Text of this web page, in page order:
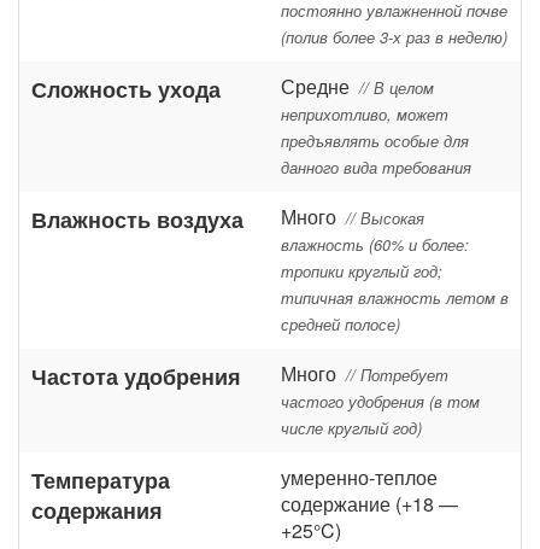
постоянно увлажненной почве
(полив более 3-х раз в неделю)
Сложность ухода Средне // В целом
неприхотливо, может
предъявлять особые для
данного вида требования
Влажность воздуха Много // Высокая
влажность (60% и более:
тропики круглый год;
типичная влажность летом в
средней полосе)
Частота удобрения Много // Потребует
частого удобрения (в том
числе круглый год)
Температура
содержания
умеренно-теплое
содержание (+18 —
+25°C)